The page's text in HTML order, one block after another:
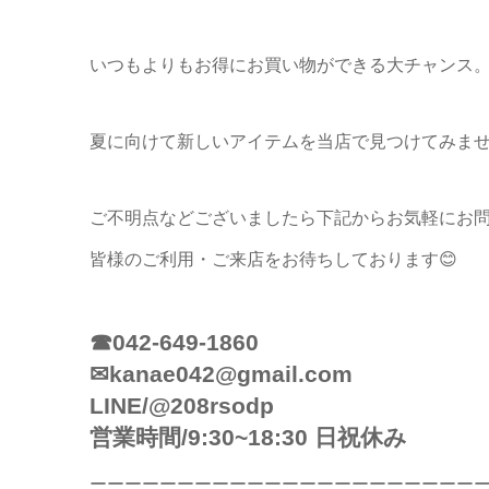
いつもよりもお得にお買い物ができる大チャンス。
夏に向けて新しいアイテムを当店で見つけてみま
ご不明点などございましたら下記からお気軽にお
皆様のご利用・ご来店をお待ちしております😊
☎042-649-1860
✉kanae042@gmail.com
LINE/@208rsodp
営業時間/9:30~18:30 日祝休み
ーーーーーーーーーーーーーーーーーーーーーー